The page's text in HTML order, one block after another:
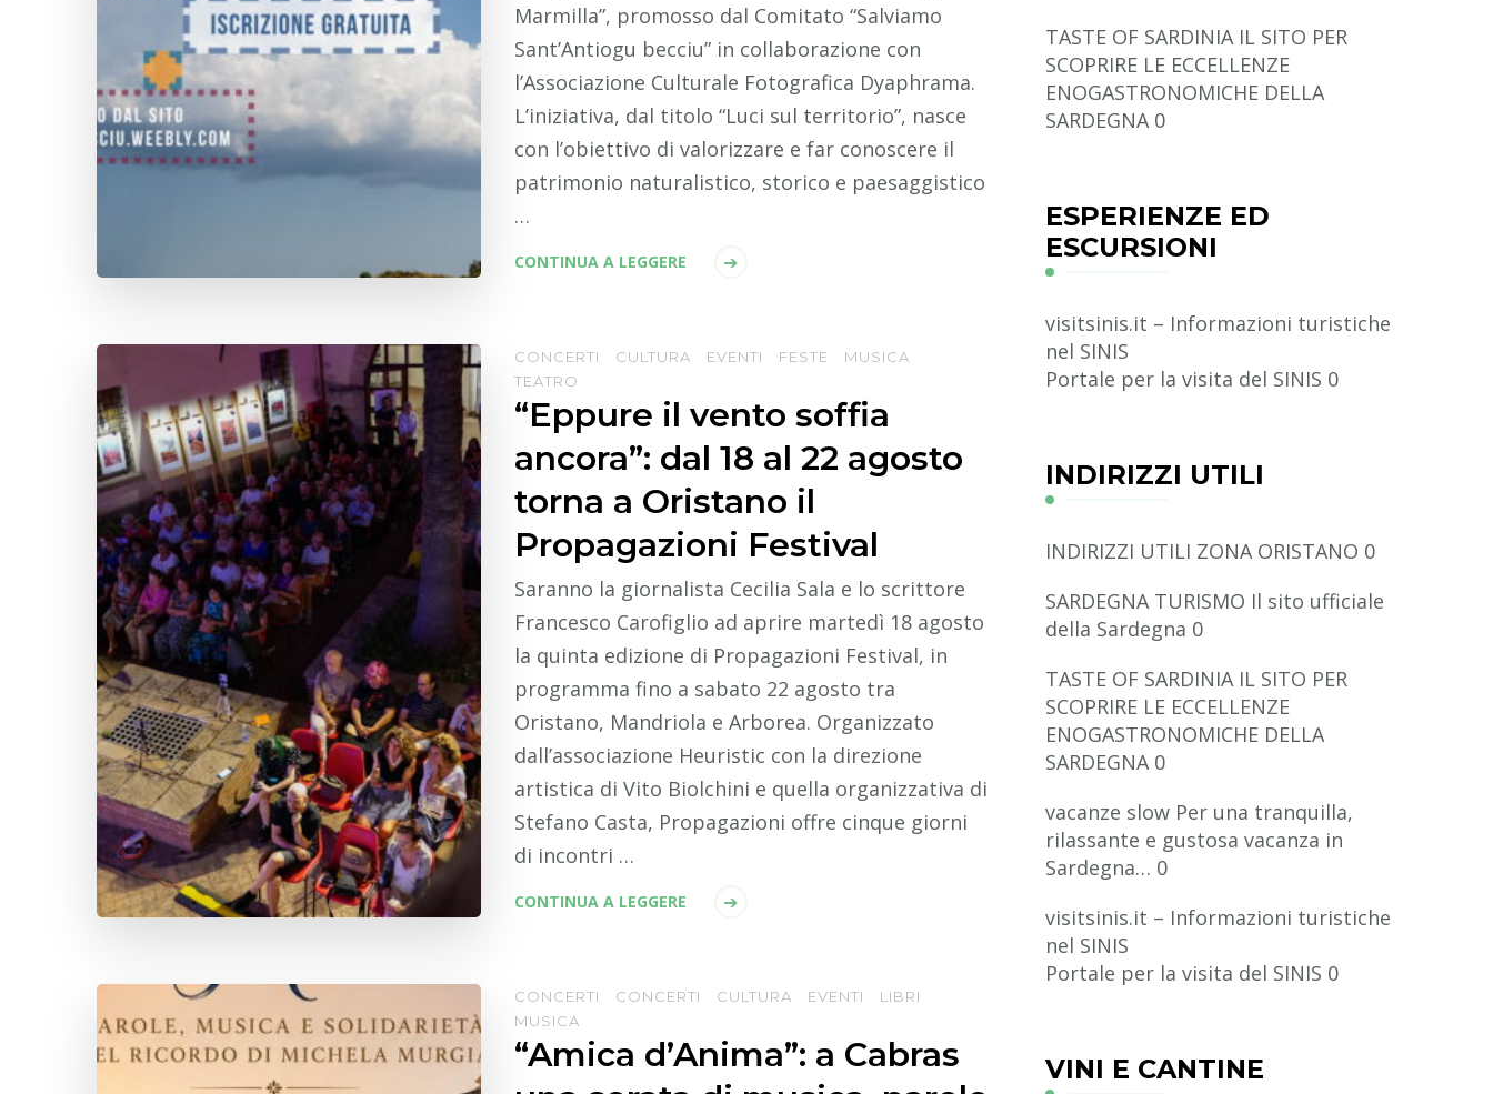
Marmilla”, promosso dal Comitato “Salviamo
Sant’Antiogu becciu” in collaborazione con
l’Associazione Culturale Fotografica Dyaphrama.
L’iniziativa, dal titolo “Luci sul territorio”, nasce
con l’obiettivo di valorizzare e far conoscere il
patrimonio naturalistico, storico e paesaggistico
…
CONTINUA A LEGGERE
CONCERTI CULTURA EVENTI FESTE
MUSICA
TEATRO
“Eppure il vento soffia
ancora”: dal 18 al 22 agosto
torna a Oristano il
Propagazioni Festival
Saranno la giornalista Cecilia Sala e lo scrittore
Francesco Carofiglio ad aprire martedì 18 agosto
la quinta edizione di Propagazioni Festival, in
programma fino a sabato 22 agosto tra
Oristano, Mandriola e Arborea. Organizzato
dall’associazione Heuristic con la direzione
artistica di Vito Biolchini e quella organizzativa di
Stefano Casta, Propagazioni offre cinque giorni
di incontri …
CONTINUA A LEGGERE
CONCERTI CONCERTI CULTURA EVENTI
LIBRI
MUSICA
“Amica d’Anima”: a Cabras
TASTE OF SARDINIA IL SITO PER
SCOPRIRE LE ECCELLENZE
ENOGASTRONOMICHE DELLA
SARDEGNA 0
ESPERIENZE ED
ESCURSIONI
visitsinis.it – Informazioni turistiche
nel SINIS
Portale per la visita del SINIS 0
INDIRIZZI UTILI
INDIRIZZI UTILI ZONA ORISTANO 0
SARDEGNA TURISMO Il sito ufficiale
della Sardegna 0
TASTE OF SARDINIA IL SITO PER
SCOPRIRE LE ECCELLENZE
ENOGASTRONOMICHE DELLA
SARDEGNA 0
vacanze slow Per una tranquilla,
rilassante e gustosa vacanza in
Sardegna… 0
visitsinis.it – Informazioni turistiche
nel SINIS
Portale per la visita del SINIS 0
VINI E CANTINE